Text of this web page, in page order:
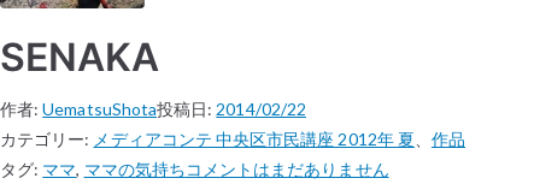
SENAKA
作者:UematsuShota投稿日: 2014/02/22
カテゴリー: メディアコンテ 中央区市民講座 2012年 夏
作品
タグ: ママ, ママの気持ちコメントはまだありません